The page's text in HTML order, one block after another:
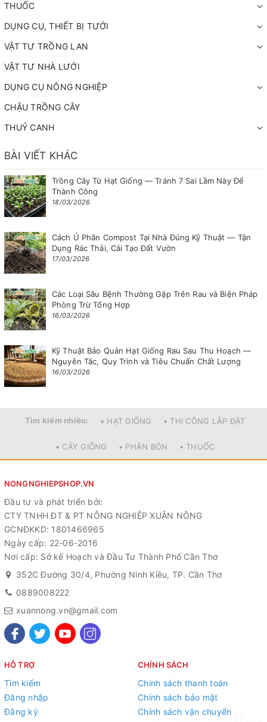
THUỐC
DỤNG CỤ, THIẾT BỊ TƯỚI
VẬT TƯ TRỒNG LAN
VẬT TƯ NHÀ LƯỚI
DỤNG CỤ NÔNG NGHIỆP
CHẬU TRỒNG CÂY
THUỶ CANH
BÀI VIẾT KHÁC
Trồng Cây Từ Hạt Giống — Tránh 7 Sai Lầm Này Để
Thành Công
18/03/2026
Cách Ủ Phân Compost Tại Nhà Đúng Kỹ Thuật — Tận
Dụng Rác Thải, Cải Tạo Đất Vườn
17/03/2026
Các Loại Sâu Bệnh Thường Gặp Trên Rau và Biện Pháp
Phòng Trừ Tổng Hợp
16/03/2026
Kỹ Thuật Bảo Quản Hạt Giống Rau Sau Thu Hoạch —
Nguyên Tắc, Quy Trình và Tiêu Chuẩn Chất Lượng
16/03/2026
Tìm kiếm nhiều: • HẠT GIỐNG • THI CÔNG LẮP ĐẶT
• CÂY GIỐNG • PHÂN BÓN • THUỐC
NONGNGHIEPSHOP.VN
Đầu tư và phát triển bởi:
CTY TNHH ĐT & PT NÔNG NGHIỆP XUÂN NÔNG
GCNĐKKD: 1801466965
Ngày cấp: 22-06-2016
Nơi cấp: Sở kế Hoạch và Đầu Tư Thành Phố Cần Thơ
352C Đường 30/4, Phường Ninh Kiều, TP. Cần Thơ
0889008222
xuannong.vn@gmail.com
HỖ TRỢ
Tìm kiếm
Đăng nhập
Đăng ký
CHÍNH SÁCH
Chính sách thanh toán
Chính sách bảo mật
Chính sách vận chuyển